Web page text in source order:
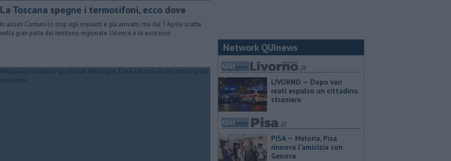
La Toscana spegne i termosifoni, ecco dove
In alcuni Comuni lo stop agli impianti è già arrivato, ma dal 7 Aprile scatta
nella gran parte del territorio regionale. L'elenco e le eccezioni
Network QUInews
LIVORNO — Dopo vari
reati espulso un cittadino
straniero
PISA — Meloria, Pisa
rinnova l'amicizia con
Genova